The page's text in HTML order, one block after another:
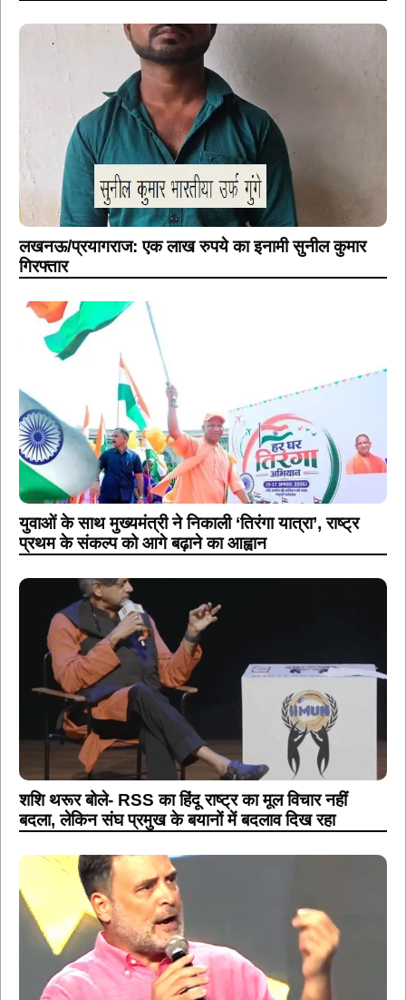
लखनऊ/प्रयागराज: एक लाख रुपये का इनामी सुनील कुमार
गिरफ्तार
युवाओं के साथ मुख्यमंत्री ने निकाली ‘तिरंगा यात्रा’, राष्ट्र
प्रथम के संकल्प को आगे बढ़ाने का आह्वान
शशि थरूर बोले- RSS का हिंदू राष्ट्र का मूल विचार नहीं
बदला, लेकिन संघ प्रमुख के बयानों में बदलाव दिख रहा